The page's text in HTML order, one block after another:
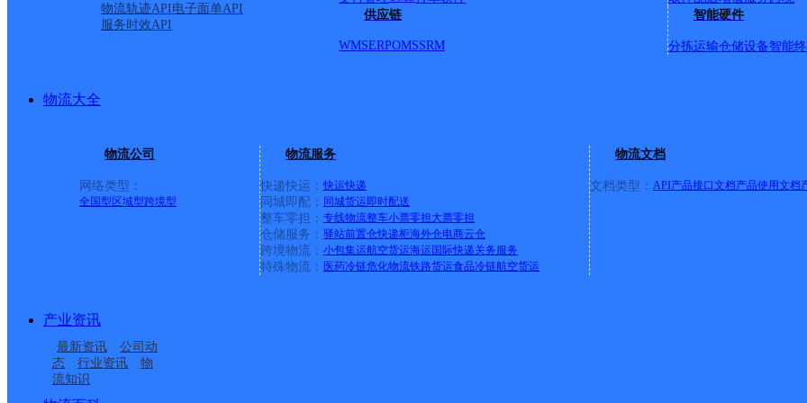
物流轨迹API电子面单API
服务时效API
供应链
WMSERPOMSSRM
智能硬件
分拣运输仓储设备智能
物流大全
物流公司
网络类型：
全国型 区域型跨境型
物流服务
快递快运： 快运快递
同城即配： 同城货运即时配送
整车零担： 专线物流整车小票零担大票零担
仓储服务： 驿站前置仓快递柜海外仓电商云仓
跨境物流： 小包集运航空货运海运 国际快递关务服务
特殊物流： 医药冷链危化物流铁路货运食品冷链航空货运
物流文档
文档类型： API产品接口文档产品使用文档
产业资讯
最新资讯
公司动
态
行业资讯
物
流知识
保亭三道农场速运营业点
陵水新村镇中山路速运营业点
顺丰速运
电话：
优质服务 安全稳定
专属客服 7*24小时支撑
国家高新技术企业 荣获《中国物流行业最具投资价值企业》